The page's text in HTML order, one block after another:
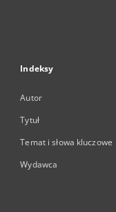
Indeksy
Autor
Tytuł
Temat i słowa kluczowe
Wydawca